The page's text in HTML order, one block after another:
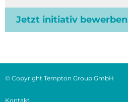
Jetzt initiativ bewerben
© Copyright Tempton Group GmbH
Kontakt